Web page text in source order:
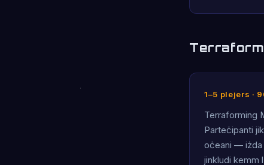
1–5 plejers ·
Terraforming
Parteċipanti
oċeani — iżda
jinkludi kemm